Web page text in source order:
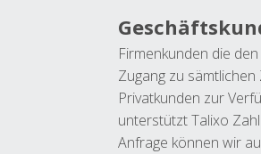
Firmenkunden die
Zugang zu
Privatkunden zur
unterstützt Talixo
Anfrage können wir